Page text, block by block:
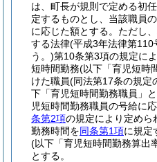
は、町長が規則で定める初
定するものとし、当該職員
に応じた額とする。 ただし
する法律(平成3年法律第110
う。)第10条第3項の規定に
短時間勤務(以下「育児短時
けた職員(同法第17条の規定
下「育児短時間勤務職員」
児短時間勤務職員の号給に応
条第2項の規定により定めら
勤務時間を同条第1項に規定
(以下「育児短時間勤務算出
とする。